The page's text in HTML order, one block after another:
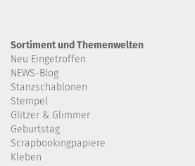
Sortiment und Themenwelten
Neu Eingetroffen
NEWS-Blog
Stanzschablonen
Stempel
Glitzer & Glimmer
Geburtstag
Scrapbookingpapiere
Kleben